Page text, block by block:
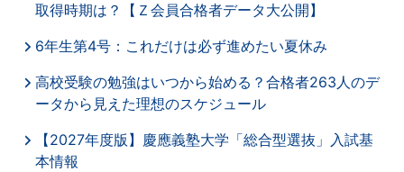
取得時期は？【Ｚ会員合格者データ大公開】
6年生第4号：これだけは必ず進めたい夏休み
高校受験の勉強はいつから始める？合格者263人のデ
ータから見えた理想のスケジュール
【2027年度版】慶應義塾大学「総合型選抜」入試基
本情報